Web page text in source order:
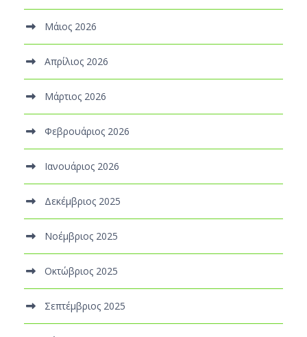
Μάιος 2026
Απρίλιος 2026
Μάρτιος 2026
Φεβρουάριος 2026
Ιανουάριος 2026
Δεκέμβριος 2025
Νοέμβριος 2025
Οκτώβριος 2025
Σεπτέμβριος 2025